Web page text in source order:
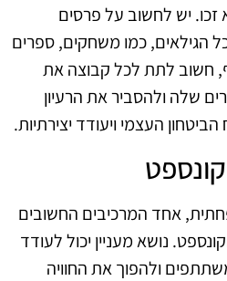
יש לחשוב על פרסים
הגילאים, כמו משחקים, ספרים
חשוב לתת לכל קבוצה את
שלה ולהסביר את הרעיון
העצמי ויעודד יצירתיות.
אחד המרכיבים החשובים
נושא מעניין יכול לעודד
ולהפוך את החוויה